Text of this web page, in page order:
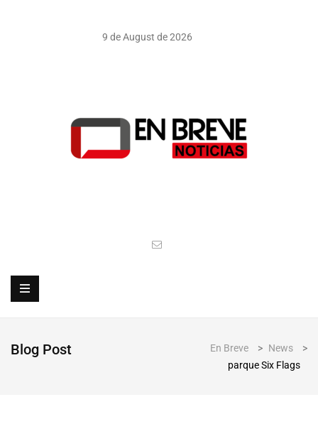
9 de August de 2026
Blog Post En Breve > News
>
parque Six Flags